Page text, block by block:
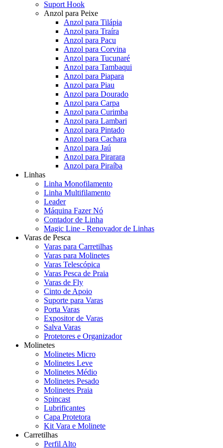
Suport Hook
Anzol para Peixe
Anzol para Tilápia
Anzol para Traíra
Anzol para Pacu
Anzol para Corvina
Anzol para Tucunaré
Anzol para Tambaqui
Anzol para Piapara
Anzol para Piau
Anzol para Dourado
Anzol para Carpa
Anzol para Curimba
Anzol para Lambari
Anzol para Pintado
Anzol para Cachara
Anzol para Jaú
Anzol para Pirarara
Anzol para Piraíba
Linhas
Linha Monofilamento
Linha Multifilamento
Leader
Máquina Fazer Nó
Contador de Linha
Magic Line - Renovador de Linhas
Varas de Pesca
Varas para Carretilhas
Varas para Molinetes
Varas Telescópica
Varas Pesca de Praia
Varas de Fly
Cinto de Apoio
Suporte para Varas
Porta Varas
Expositor de Varas
Salva Varas
Protetores e Organizador
Molinetes
Molinetes Micro
Molinetes Leve
Molinetes Médio
Molinetes Pesado
Molinetes Praia
Spincast
Lubrificantes
Capa Protetora
Kit Vara e Molinete
Carretilhas
Perfil Alto